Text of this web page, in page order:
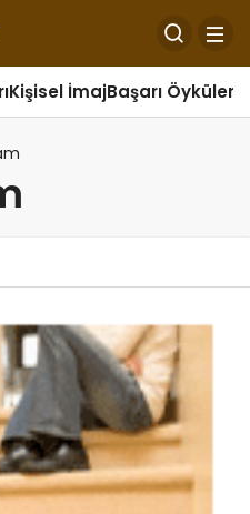
Kişisel İmajBaşarı Öyküleri